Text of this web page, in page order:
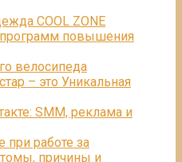
COOL ZONE
повышения
велосипеда
– это Уникальная
SMM, реклама и
при работе за
причины и